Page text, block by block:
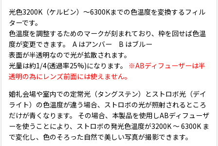
光色3200K（ケルビン）〜6300Kまでの色温度を変換するフィル
ターです。
色温度を調整するためのマークが刻まれており、枠を回せば色温
度が変更できます。 A はアンバー B はブルー
表面が半透明なので光が拡散されます。
光量は約1/4(透過率25%)になります。 ※ABディフューザーは半
透明の為にレンズ前面には使えません。
婚礼会場や室内での定常光（タングステン）とストロボ光（デイ
ライト）の色温度が違う場合、ストロボの光が照射されるところ
だけが青くなります。 その場合、本製品を使用しABディフューザ
ーを使うことにより、ストロボの発光色温度が3200K 〜 6300K ま
で変化し、色のそろった自然で美しい写真が撮影できます。